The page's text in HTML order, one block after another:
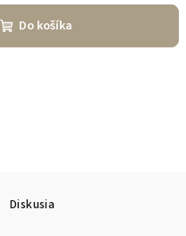
Do košíka
Diskusia